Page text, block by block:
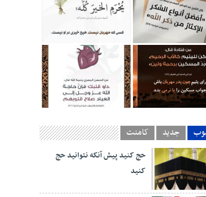
جدید کامنت
حج کنيد پيش آنکه نتوانيد حج
کنيد